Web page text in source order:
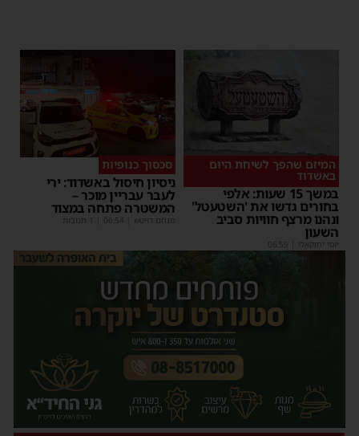
המיזם שהפך לשיחת היום
באשדוד
במשך 15 שעות: אלפי
בחורים גדשו את 'השטעטל'
ונהנו מרצף חוויות סביב
השעון
יוסי יחזקאלי 06:59
סכסוך כנופיות
ניסיון חיסול באשדוד: ירי
לעבר עבריין מוכר –
המשטרה פתחה במצוד
מנחם דויטש 06:54